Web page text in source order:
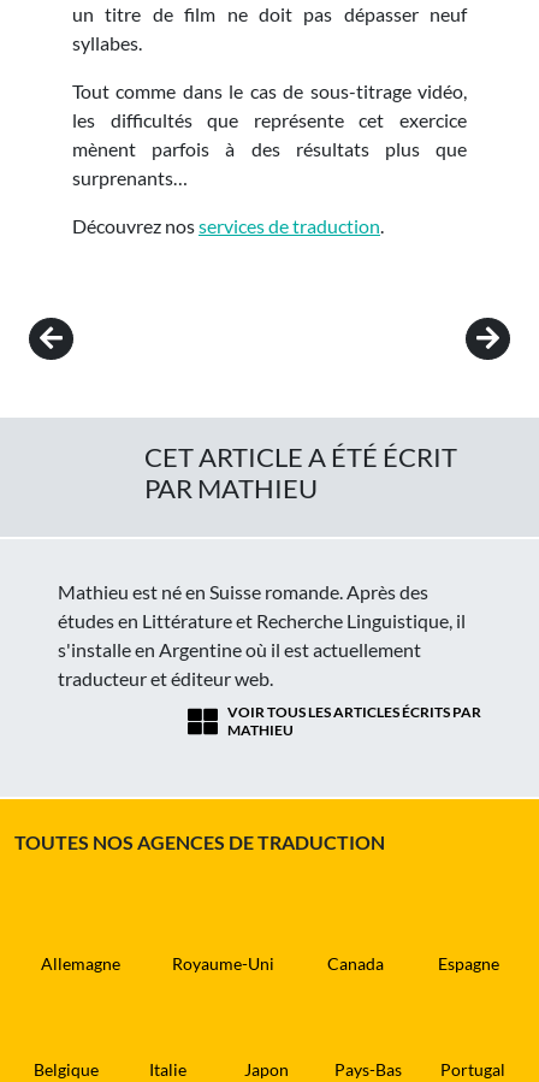
un titre de film ne doit pas dépasser neuf
syllabes.
Tout comme dans le cas de sous-titrage vidéo,
les difficultés que représente cet exercice
mènent parfois à des résultats plus que
surprenants…
Découvrez nosservices de traduction.
Post navigation
CET ARTICLE A ÉTÉ ÉCRIT
PAR MATHIEU
Mathieu est né en Suisse romande. Après des
études en Littérature et Recherche Linguistique, il
s'installe en Argentine où il est actuellement
traducteur et éditeur web.
VOIR TOUS LES ARTICLES ÉCRITS PAR
MATHIEU
TOUTES NOS AGENCES DE TRADUCTION
Allemagne Royaume-Uni Canada Espagne
Belgique Italie Japon Pays-Bas Portugal